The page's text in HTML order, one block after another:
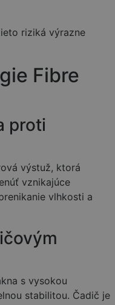
riziká výrazne
Fibre
proti
výstuž, ktorá
vznikajúce
vlhkosti a
s vysokou
stabilitou. Čadič je